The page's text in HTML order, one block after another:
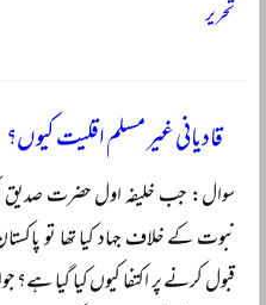
تحریر
قادیانی غیر مسلم اقلیت کیوں؟
سوال: جب خلیفہ اول حضرت صدیق
نبوت کے خلاف جہاد کیا تھا تو
قبول کرنے پر اکتفا کیوں کیا گیا